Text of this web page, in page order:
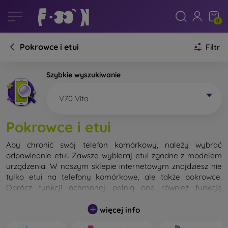
0
Pokrowce i etui Filtr
Szybkie wyszukiwanie
V70 Vita
Pokrowce i etui
Aby chronić swój telefon komórkowy, należy wybrać
odpowiednie etui. Zawsze wybieraj etui zgodne z modelem
urządzenia. W naszym sklepie internetowym znajdziesz nie
tylko etui na telefony komórkowe, ale także pokrowce.
Oprócz funkcji ochronnej pełnią one również funkcję
Pokrowiec na telefon komórkowy możemy również nazwać
więcej info